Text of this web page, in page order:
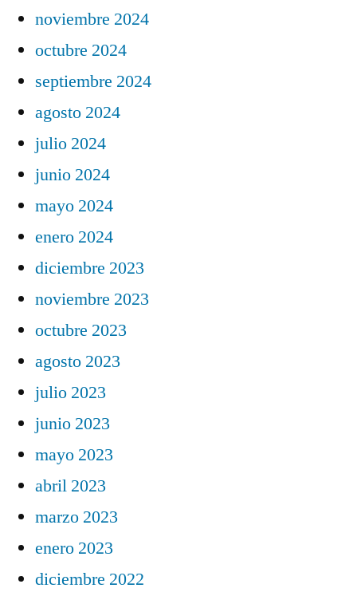
noviembre 2024
octubre 2024
septiembre 2024
agosto 2024
julio 2024
junio 2024
mayo 2024
enero 2024
diciembre 2023
noviembre 2023
octubre 2023
agosto 2023
julio 2023
junio 2023
mayo 2023
abril 2023
marzo 2023
enero 2023
diciembre 2022